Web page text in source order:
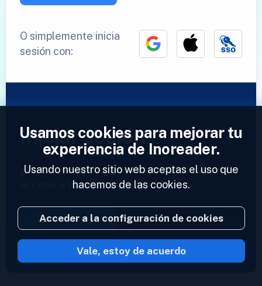
O simplemente inicia
sesión con:
Iniciar sesión
¿Ya tienes una cuenta?Introduce tu perfil y
accede a tus feeds ahora.
Iniciar sesión
2023 © Inoreader
Usamos cookies para mejorar tu
experiencia de Inoreader.
Usando nuestro sitio web aceptas el uso que
hacemos de las cookies.
Acceder a la configuración de cookies
Vale, estoy de acuerdo